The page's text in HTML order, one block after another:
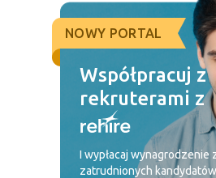
NOWY PORTAL
Współpracuj z
rekruterami z
I wypłacaj wynagrodzenie
zatrudnionych kandydatów